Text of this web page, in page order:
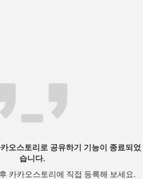
오스토리로 공유하기 기능이 종료되었
습니다.
카카오스토리에 직접 등록해 보세요.